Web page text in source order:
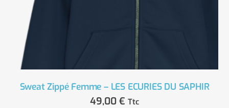
Sweat Zippé Femme – LES ECURIES DU SAPHIR
49,00 € Ttc